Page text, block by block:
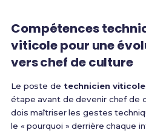
Compétences
viticole pour une
vers chef de culture
Le poste de technicien viticole
étape avant de devenir chef de
dois maîtriser les gestes
le « pourquoi » derrière chaque